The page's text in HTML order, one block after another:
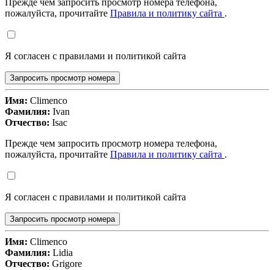
Прежде чем запросить просмотр номера телефона,
пожалуйста, прочитайте Правила и политику сайта .
Я согласен с правилами и политикой сайта
Запросить просмотр номера
Имя: Climenco
Фамилия: Ivan
Отчество: Isac
Прежде чем запросить просмотр номера телефона,
пожалуйста, прочитайте Правила и политику сайта .
Я согласен с правилами и политикой сайта
Запросить просмотр номера
Имя: Climenco
Фамилия: Lidia
Отчество: Grigore